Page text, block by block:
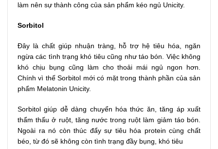
làm nên sự thành công của sản phẩm kéo ngủ Unicity.
Sorbitol
Đây là chất giúp nhuận tràng, hỗ trợ hệ tiêu hóa, ngăn
ngừa các tình trạng khó tiêu cũng như táo bón. Việc không
khó chịu bụng cũng làm cho thoải mái ngủ ngon hơn.
Chính vì thế Sorbitol mới có mặt trong thành phần của sản
phẩm Melatonin Unicity.
Sorbitol giúp dễ dàng chuyển hóa thức ăn, tăng áp xuất
thẩm thấu ở ruột, tăng nước trong ruột làm giảm táo bón.
Ngoài ra nó còn thúc đẩy sự tiêu hóa protein cùng chất
béo, từ đó sẽ không còn tình trạng đầy bụng, khó tiêu